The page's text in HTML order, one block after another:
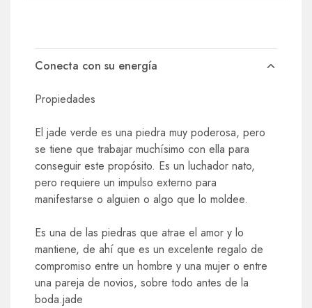
Conecta con su energía
Propiedades
El jade verde es una piedra muy poderosa, pero
se tiene que trabajar muchísimo con ella para
conseguir este propósito. Es un luchador nato,
pero requiere un impulso externo para
manifestarse o alguien o algo que lo moldee.
Es una de las piedras que atrae el amor y lo
mantiene, de ahí que es un excelente regalo de
compromiso entre un hombre y una mujer o entre
una pareja de novios, sobre todo antes de la
boda.jade